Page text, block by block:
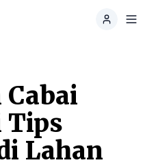
Tips
Lahan